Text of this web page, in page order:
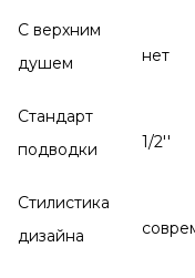
С верхним
душем
нет
Стандарт
подводки
1/2''
Стилистика
дизайна